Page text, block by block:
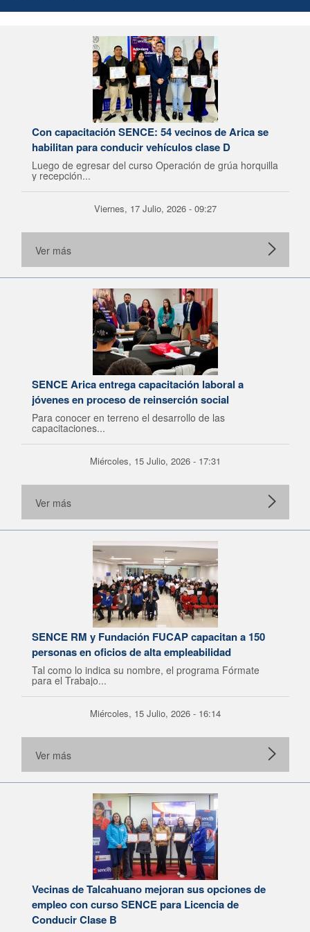
Con capacitación SENCE: 54 vecinos de Arica se
habilitan para conducir vehículos clase D
Luego de egresar del curso Operación de grúa horquilla
y recepción...
Viernes, 17 Julio, 2026 - 09:27
Ver más
SENCE Arica entrega capacitación laboral a
jóvenes en proceso de reinserción social
Para conocer en terreno el desarrollo de las
capacitaciones...
Miércoles, 15 Julio, 2026 - 17:31
Ver más
SENCE RM y Fundación FUCAP capacitan a 150
personas en oficios de alta empleabilidad
Tal como lo indica su nombre, el programa Fórmate
para el Trabajo...
Miércoles, 15 Julio, 2026 - 16:14
Ver más
Vecinas de Talcahuano mejoran sus opciones de
empleo con curso SENCE para Licencia de
Conducir Clase B